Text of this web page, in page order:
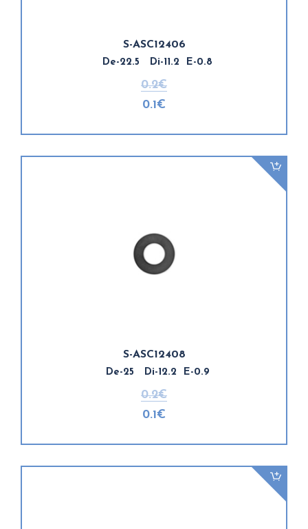
S-ASC12406
De-22.5 Di-11.2 E-0.8
0.2€
0.1€
S-ASC12408
De-25 Di-12.2 E-0.9
0.2€
0.1€